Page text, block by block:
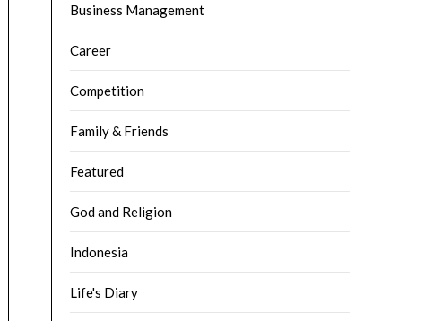
Business Management
Career
Competition
Family & Friends
Featured
God and Religion
Indonesia
Life's Diary